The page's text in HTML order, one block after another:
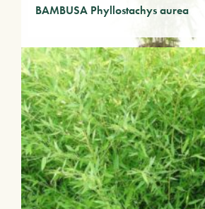
BAMBUSA Phyllostachys aurea